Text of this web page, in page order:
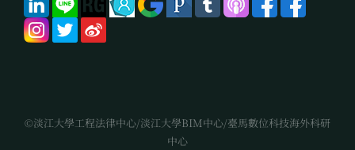
©淡江大學工程法律中心/淡江大學BIM中心/臺馬數位科技海外科研
中心